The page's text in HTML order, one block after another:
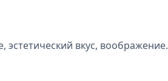
вкус, воображение.